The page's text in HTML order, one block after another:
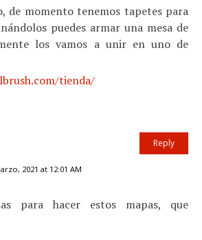
de momento tenemos tapetes para
puedes armar una mesa de
los vamos a unir en uno de
tienda/
2021 at 12:01 AM
para hacer estos mapas, que
Reply